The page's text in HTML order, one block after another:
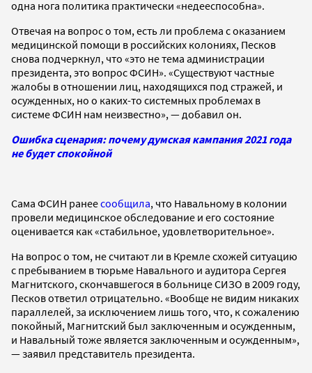
одна нога политика практически «недееспособна».
Отвечая на вопрос о том, есть ли проблема с оказанием
медицинской помощи в российских колониях, Песков
снова подчеркнул, что «это не тема администрации
президента, это вопрос ФСИН». «Существуют частные
жалобы в отношении лиц, находящихся под стражей, и
осужденных, но о каких-то системных проблемах в
системе ФСИН нам неизвестно», — добавил он.
Ошибка сценария: почему думская кампания 2021 года
не будет спокойной
Сама ФСИН ранеесообщила, что Навальному в колонии
провели медицинское обследование и его состояние
оценивается как «стабильное, удовлетворительное».
На вопрос о том, не считают ли в Кремле схожей ситуацию
с пребыванием в тюрьме Навального и аудитора Сергея
Магнитского, скончавшегося в больнице СИЗО в 2009 году,
Песков ответил отрицательно. «Вообще не видим никаких
параллелей, за исключением лишь того, что, к сожалению
покойный, Магнитский был заключенным и осужденным,
и Навальный тоже является заключенным и осужденным»,
— заявил представитель президента.